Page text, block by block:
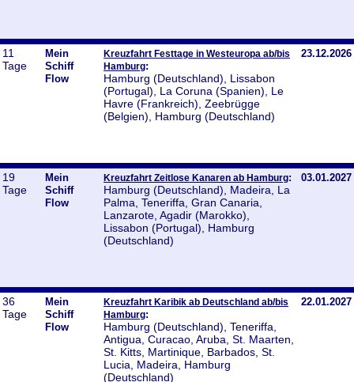
11
Tage
Mein
Schiff
Flow
Kreuzfahrt Festtage in Westeuropa ab/bis
Hamburg:
Hamburg (Deutschland), Lissabon
(Portugal), La Coruna (Spanien), Le
Havre (Frankreich), Zeebrügge
(Belgien), Hamburg (Deutschland)
23.12.2026
19
Tage
Mein
Schiff
Flow
Kreuzfahrt Zeitlose Kanaren ab Hamburg:
Hamburg (Deutschland), Madeira, La
Palma, Teneriffa, Gran Canaria,
Lanzarote, Agadir (Marokko),
Lissabon (Portugal), Hamburg
(Deutschland)
03.01.2027
36
Tage
Mein
Schiff
Flow
Kreuzfahrt Karibik ab Deutschland ab/bis
Hamburg:
Hamburg (Deutschland), Teneriffa,
Antigua, Curacao, Aruba, St. Maarten,
St. Kitts, Martinique, Barbados, St.
Lucia, Madeira, Hamburg
(Deutschland)
22.01.2027